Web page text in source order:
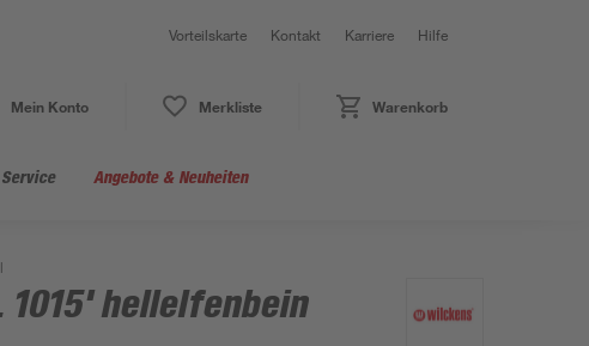
Vorteilskarte Kontakt Karriere Hilfe
Mein Konto Merkliste Warenkorb
Angebote & Neuheiten
1015' hellelfenbein